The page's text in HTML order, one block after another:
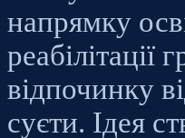
напрямку
реабілітації
відпочинку
суєти. Ідея